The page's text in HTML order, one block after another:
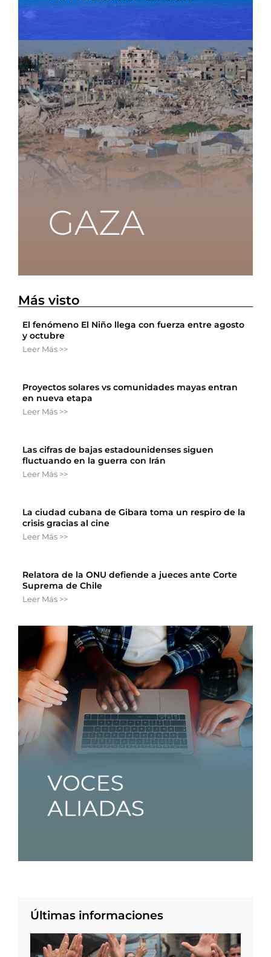
Más visto
El fenómeno El Niño llega con fuerza entre agosto
y octubre
Leer Más >>
Proyectos solares vs comunidades mayas entran
en nueva etapa
Leer Más >>
Las cifras de bajas estadounidenses siguen
fluctuando en la guerra con Irán
Leer Más >>
La ciudad cubana de Gibara toma un respiro de la
crisis gracias al cine
Leer Más >>
Relatora de la ONU defiende a jueces ante Corte
Suprema de Chile
Leer Más >>
Últimas informaciones